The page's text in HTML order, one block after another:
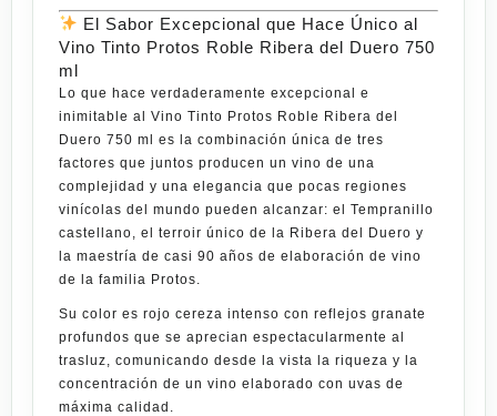
El Sabor Excepcional que Hace Único al
Vino Tinto Protos Roble Ribera del Duero 750
ml
Lo que hace verdaderamente excepcional e
inimitable al Vino Tinto Protos Roble Ribera del
Duero 750 ml es la combinación única de tres
factores que juntos producen un vino de una
complejidad y una elegancia que pocas regiones
vinícolas del mundo pueden alcanzar: el Tempranillo
castellano, el terroir único de la Ribera del Duero y
la maestría de casi 90 años de elaboración de vino
de la familia Protos.
Su color es rojo cereza intenso con reflejos granate
profundos que se aprecian espectacularmente al
trasluz, comunicando desde la vista la riqueza y la
concentración de un vino elaborado con uvas de
máxima calidad.